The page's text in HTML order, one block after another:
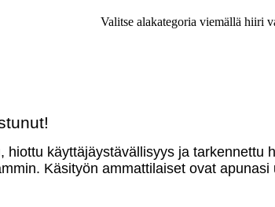
Valitse alakategoria viemällä hiiri
hiottu käyttäjäystävällisyys ja
Käsityön ammattilaiset ovat